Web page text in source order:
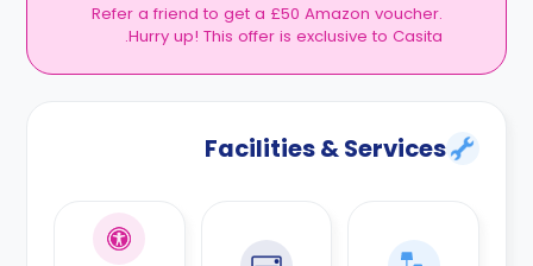
Refer a friend to get a £50 Amazon voucher.
Hurry up! This offer is exclusive to Casita.
Facilities & Services